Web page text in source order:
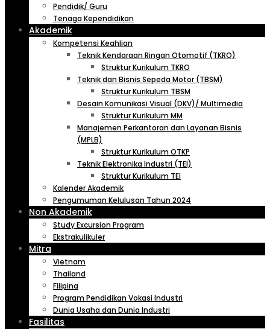
Pendidik/ Guru
Tenaga Kependidikan
Akademik
Kompetensi Keahlian
Teknik Kendaraan Ringan Otomotif (TKRO)
Struktur Kurikulum TKRO
Teknik dan Bisnis Sepeda Motor (TBSM)
Struktur Kurikulum TBSM
Desain Komunikasi Visual (DKV)/ Multimedia
Struktur Kurikulum MM
Manajemen Perkantoran dan Layanan Bisnis
(MPLB)
Struktur Kurikulum OTKP
Teknik Elektronika Industri (TEI)
Struktur Kurikulum TEI
Kalender Akademik
Pengumuman Kelulusan Tahun 2024
Non Akademik
Study Excursion Program
Ekstrakulikuler
Mitra
Vietnam
Thailand
Filipina
Program Pendidikan Vokasi Industri
Dunia Usaha dan Dunia Industri
Fasilitas